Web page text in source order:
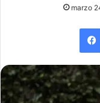
marzo